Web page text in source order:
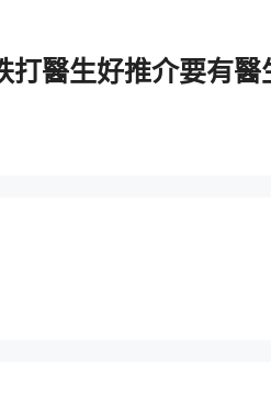
打醫生好推介要有醫